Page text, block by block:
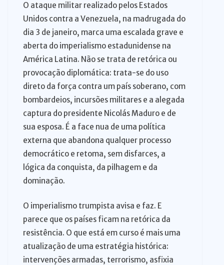
O ataque militar realizado pelos Estados
Unidos contra a Venezuela, na madrugada do
dia 3 de janeiro, marca uma escalada grave e
aberta do imperialismo estadunidense na
América Latina. Não se trata de retórica ou
provocação diplomática: trata-se do uso
direto da força contra um país soberano, com
bombardeios, incursões militares e a alegada
captura do presidente Nicolás Maduro e de
sua esposa. É a face nua de uma política
externa que abandona qualquer processo
democrático e retoma, sem disfarces, a
lógica da conquista, da pilhagem e da
dominação.
O imperialismo trumpista avisa e faz. E
parece que os países ficam na retórica da
resistência. O que está em curso é mais uma
atualização de uma estratégia histórica:
intervenções armadas, terrorismo, asfixia